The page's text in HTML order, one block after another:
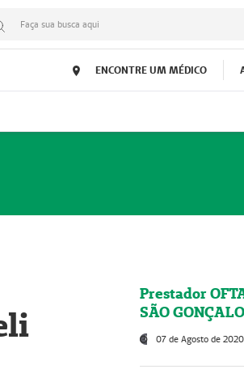
Faça sua busca aqui
ENCONTRE UM MÉDICO
Prestador
SÃO
07 de Agosto de 2020